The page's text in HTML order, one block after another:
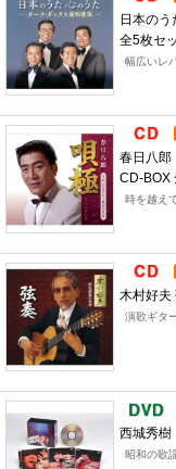
日本の
全5枚セ
幅広いレ
春日八
CD-BOX
時を越え
木村好夫
演歌ギタ
西城秀
昭和の歌